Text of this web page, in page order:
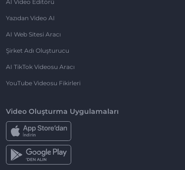
AI Video Editörü
Yazıdan Video AI
AI Web Sitesi Aracı
Şirket Adı Oluşturucu
AI TikTok Videosu Aracı
YouTube Videosu Fikirleri
Video Oluşturma Uygulamaları